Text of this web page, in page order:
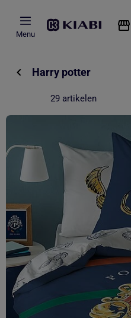
Menu
Harry potter
29 artikelen